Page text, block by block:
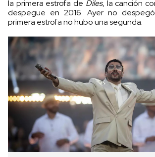
la primera estrofa de Diles, la canción
despegue en 2016. Ayer no
primera estrofa no hubo una segunda.